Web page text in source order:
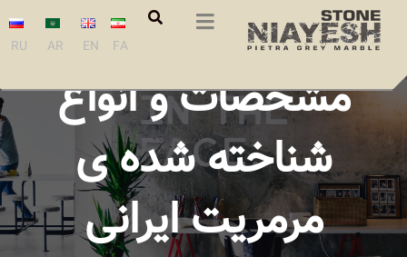
FA
EN
AR
RU
سنگ مرمریت،
مشخصات و انواع
شناخته شده ی
مرمریت ایرانی